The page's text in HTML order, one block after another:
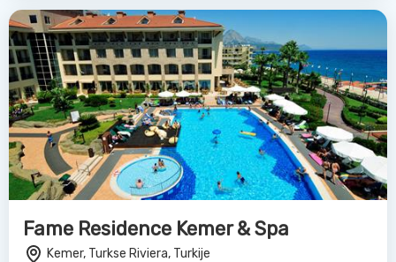
Fame Residence Kemer & Spa
Kemer, Turkse Riviera, Turkije